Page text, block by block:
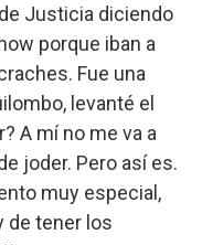
Justicia diciendo
porque iban a
Fue una
levanté el
A mí no me va a
joder. Pero así es.
muy especial,
de tener los